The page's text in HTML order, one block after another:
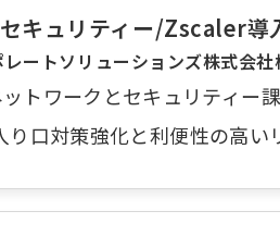
キュリティー/Zscaler導
ートソリューションズ株式会社
トワークとセキュリティー
り口対策強化と利便性の高い